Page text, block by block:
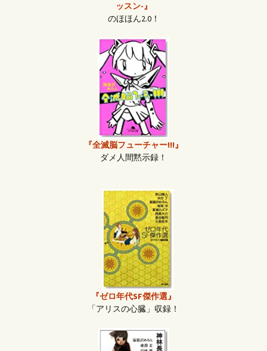
ッスン-』
のほほん2.0！
『全滅脳フューチャー!!!』
ダメ人間黙示録！
『ゼロ年代SF傑作選』
「アリスの心臓」収録！